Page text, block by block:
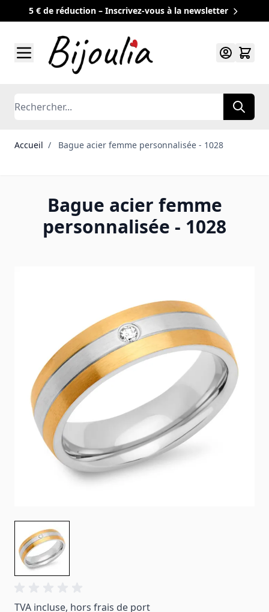
5 € de réduction – Inscrivez-vous à la newsletter
Rechercher
Accueil / Bague acier femme personnalisée - 1028
Bague acier femme
personnalisée - 1028
TVA incluse, hors frais de port